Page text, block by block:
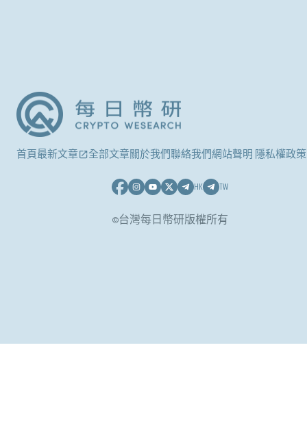
首頁最新文章 全部文章關於我們聯絡我們網站聲明 隱私權政策
HK TW
©台灣每日幣研版權所有